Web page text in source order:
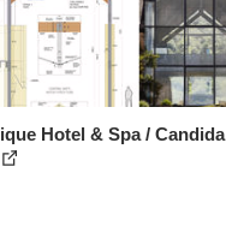
Hotel & Spa / Candida